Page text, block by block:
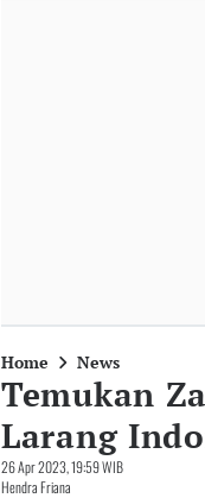
Home News
Temukan
Larang
26 Apr 2023, 19:59 WIB
Hendra Friana